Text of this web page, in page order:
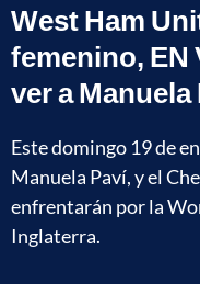
West Ham
femenino, EN
ver a
Este domingo 19 de
Manuela Paví, y el
enfrentarán por la
Inglaterra.